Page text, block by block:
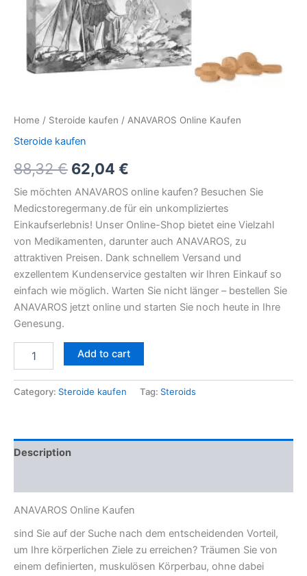
Home / Steroide kaufen / ANAVAROS Online Kaufen
Steroide kaufen
88,32€ 62,04 €
Sie möchten ANAVAROS online kaufen? Besuchen Sie
Medicstoregermany.de für ein unkompliziertes
Einkaufserlebnis! Unser Online-Shop bietet eine Vielzahl
von Medikamenten, darunter auch ANAVAROS, zu
attraktiven Preisen. Dank schnellem Versand und
exzellentem Kundenservice gestalten wir Ihren Einkauf so
einfach wie möglich. Warten Sie nicht länger – bestellen Sie
ANAVAROS jetzt online und starten Sie noch heute in Ihre
Genesung.
Add to cart
Category: Steroide kaufen Tag: Steroids
Description
ANAVAROS Online Kaufen
sind Sie auf der Suche nach dem entscheidenden Vorteil,
um Ihre körperlichen Ziele zu erreichen? Träumen Sie von
einem definierten, muskulösen Körperbau, ohne dabei